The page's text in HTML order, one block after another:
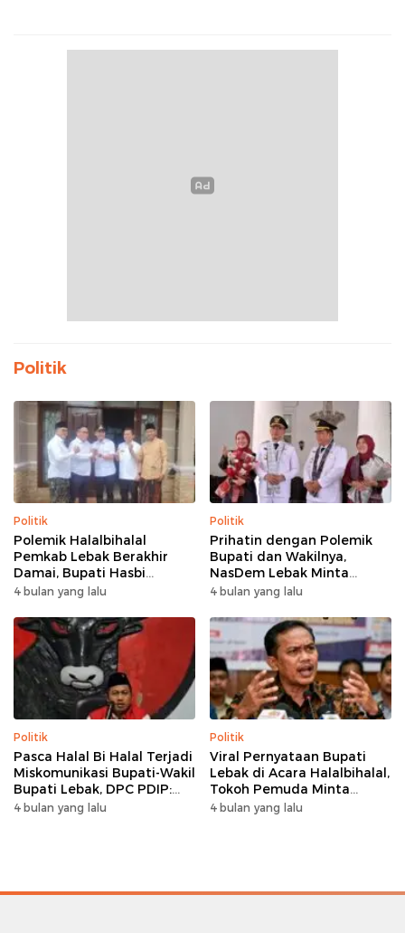
Politik
Politik
Polemik Halalbihalal
Pemkab Lebak Berakhir
Damai, Bupati Hasbi
Sambangi Kediaman
4 bulan yang lalu
Politik
Prihatin dengan Polemik
Bupati dan Wakilnya,
NasDem Lebak Minta
Saling Introspeksi
4 bulan yang lalu
Politik
Pasca Halal Bi Halal Terjadi
Miskomunikasi Bupati-Wakil
Bupati Lebak, DPC PDIP:
Kami Tetap Solid dan Akan
4 bulan yang lalu
Politik
Viral Pernyataan Bupati
Lebak di Acara Halalbihalal,
Tokoh Pemuda Minta
Bersatu hingga Usul
4 bulan yang lalu